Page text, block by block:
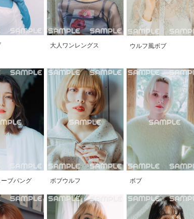
大人ワンレングス ウルフ風ボブ
ブバング ボブウルフ ボブ